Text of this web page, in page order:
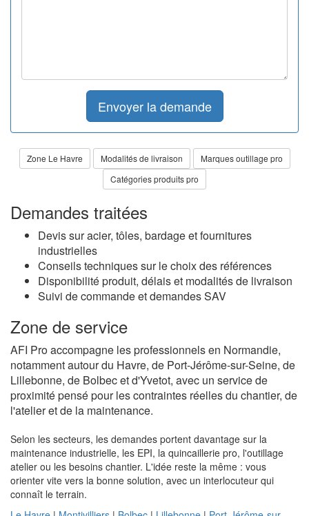
Envoyer la demande
Zone Le Havre Modalités de livraison
Marques outillage pro
Catégories produits pro
Demandes traitées
Devis sur acier, tôles, bardage et fournitures
industrielles
Conseils techniques sur le choix des références
Disponibilité produit, délais et modalités de livraison
Suivi de commande et demandes SAV
Zone de service
AFI Pro accompagne les professionnels en Normandie,
notamment autour du Havre, de Port-Jérôme-sur-Seine, de
Lillebonne, de Bolbec et d'Yvetot, avec un service de
proximité pensé pour les contraintes réelles du chantier, de
l'atelier et de la maintenance.
Selon les secteurs, les demandes portent davantage sur la
maintenance industrielle, les EPI, la quincaillerie pro, l'outillage
atelier ou les besoins chantier. L'idée reste la même : vous
orienter vite vers la bonne solution, avec un interlocuteur qui
connaît le terrain.